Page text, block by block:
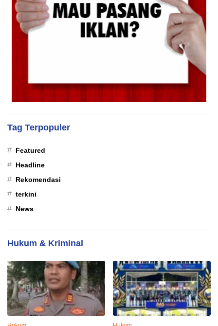
Tag Terpopuler
# Featured
# Headline
# Rekomendasi
# terkini
# News
Hukum & Kriminal